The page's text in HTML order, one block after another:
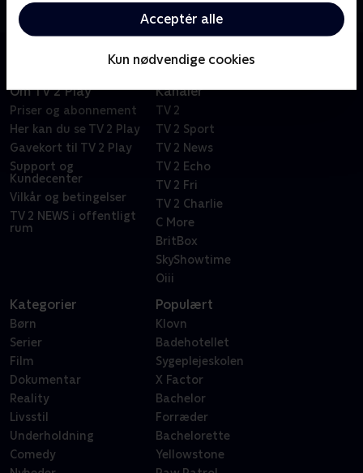
Acceptér alle
Kun nødvendige cookies
at forme et hemmeligt rockband.
Om TV 2 Play
Priser og abonnement
Her kan du se TV 2 Play
Gavekort til TV 2 Play
Support og
Kundecenter
Vilkår og betingelser
TV 2 NEWS i offentligt
rum
Kanaler
TV 2
TV 2 Sport
TV 2 News
TV 2 Echo
TV 2 Fri
TV 2 Charlie
C More
BritBox
SkyShowtime
Oiii
Kategorier
Børn
Serier
Film
Dokumentar
Reality
Livsstil
Underholdning
Comedy
Populært
Klovn
Badehotellet
Sygeplejeskolen
X Factor
Bachelor
Forræder
Bachelorette
Yellowstone